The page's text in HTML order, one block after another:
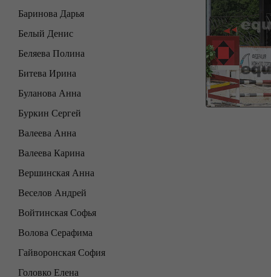
Баринова Дарья
Белый Денис
Беляева Полина
Битева Ирина
Буланова Анна
Буркин Сергей
Валеева Анна
Валеева Карина
Вершинская Анна
Веселов Андрей
Войтинская Софья
Волова Серафима
Гайворонская София
Головко Елена